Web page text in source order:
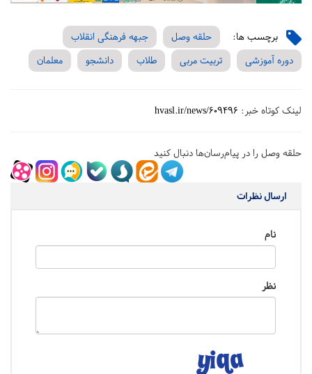
برچسب ها: حلقه وصل
جبهه فرهنگی انقلاب
دوره آموزشی
تربیت مربی طلاب دانشجو معلمان
لینک کوتاه خبر: hvasl.ir/news/609496
حلقه وصل را در پیام‌رسان‌ها دنبال کنید
ارسال نظرات
نام
نظر